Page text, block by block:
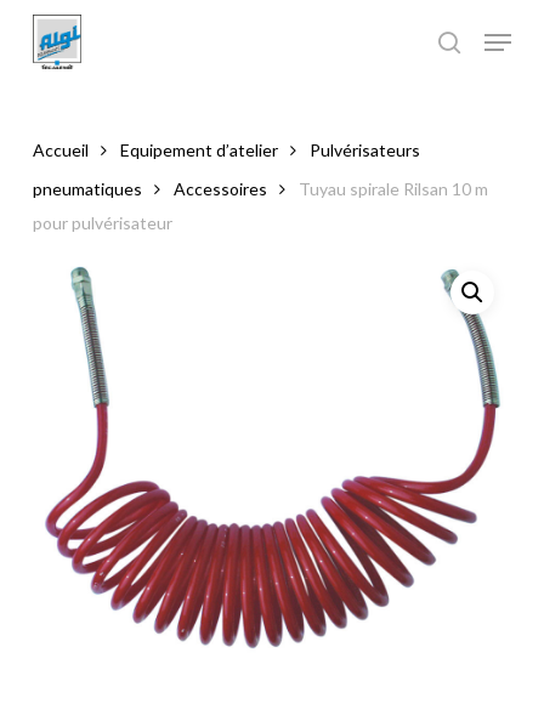
main
Accueil Equipement d’atelier
Pulvérisateurs
pneumatiques
Accessoires
Tuyau spirale Rilsan 10 m
pour pulvérisateur